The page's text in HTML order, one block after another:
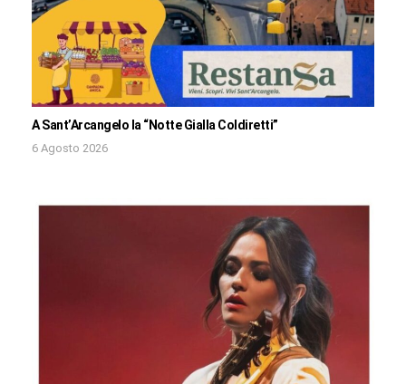
A Sant’Arcangelo la “Notte Gialla Coldiretti”
6 Agosto 2026